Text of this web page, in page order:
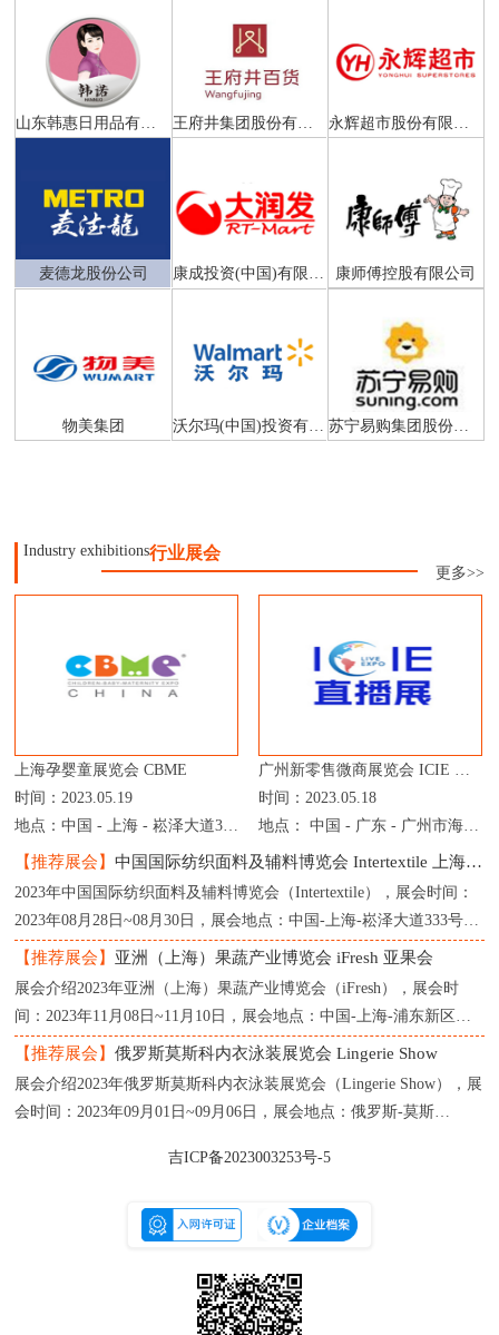
王府井集团股份有限公司
麦德龙股份公司 康成投资(中国)有限公司 康师傅控股有限公司
物美集团 沃尔玛(中国)投资有限公司
Industry exhibitions行业展会
更多>>
上海孕婴童展览会 CBME
时间：2023.05.19
地点：中国 - 上海 - 崧泽大道333号 - 上海国家会展中心
广州新零售微商展览会 ICIE 中国网红直播电商交易展览会
时间：2023.05.18
地点： 中国 - 广东 - 广州市海珠区新港东路1000号 - 广州保利世贸博览馆
【推荐展会】中国国际纺织面料及辅料博览会 Intertextile 上海纺织展
2023年中国国际纺织面料及辅料博览会（Intertextile），展会时间：
2023年08月28日~08月30日，展会地点：中国-上海-崧泽大道333号-
上海国家会展中心，主办方：中国国际贸促会纺织行业分
【推荐展会】 亚洲（上海）果蔬产业博览会 iFresh 亚果会
展会介绍2023年亚洲（上海）果蔬产业博览会（iFresh），展会时
间：2023年11月08日~11月10日，展会地点：中国-上海-浦东新区龙
阳路2345号-上海新国际博览中心，主办方：亚果会（上海）
【推荐展会】俄罗斯莫斯科内衣泳装展览会 Lingerie Show
展会介绍2023年俄罗斯莫斯科内衣泳装展览会（Lingerie Show），展
会时间：2023年09月01日~09月06日，展会地点：俄罗斯-莫斯
吉ICP备2023003253号-5